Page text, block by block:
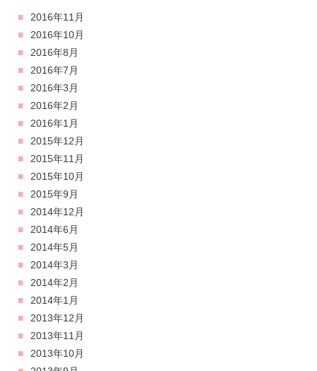
2016年11月
2016年10月
2016年8月
2016年7月
2016年3月
2016年2月
2016年1月
2015年12月
2015年11月
2015年10月
2015年9月
2014年12月
2014年6月
2014年5月
2014年3月
2014年2月
2014年1月
2013年12月
2013年11月
2013年10月